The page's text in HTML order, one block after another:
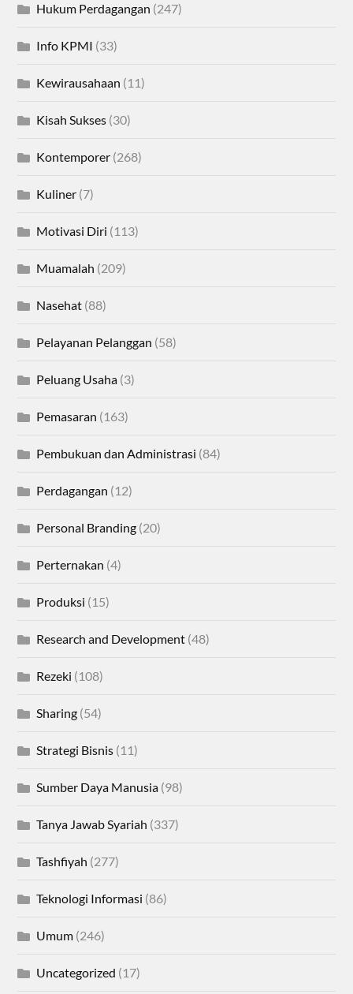
Hukum Perdagangan (247)
Info KPMI (33)
Kewirausahaan (11)
Kisah Sukses (30)
Kontemporer (268)
Kuliner (7)
Motivasi Diri (113)
Muamalah (209)
Nasehat (88)
Pelayanan Pelanggan (58)
Peluang Usaha (3)
Pemasaran (163)
Pembukuan dan Administrasi (84)
Perdagangan (12)
Personal Branding (20)
Perternakan (4)
Produksi (15)
Research and Development (48)
Rezeki (108)
Sharing (54)
Strategi Bisnis (11)
Sumber Daya Manusia (98)
Tanya Jawab Syariah (337)
Tashfiyah (277)
Teknologi Informasi (86)
Umum (246)
Uncategorized (17)